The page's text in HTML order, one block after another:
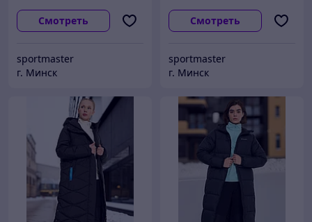
Смотреть
sportmaster
г. Минск
Смотреть
sportmaster
г. Минск